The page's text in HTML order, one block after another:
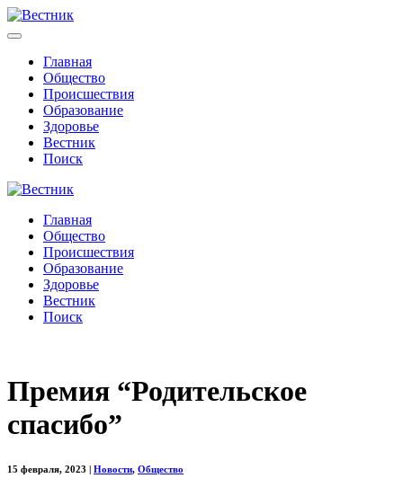
Главная
Общество
Происшествия
Образование
Здоровье
Вестник
Поиск
Главная
Общество
Происшествия
Образование
Здоровье
Вестник
Поиск
Премия “Родительское
спасибо”
15 февраля, 2023 Новости, Общество